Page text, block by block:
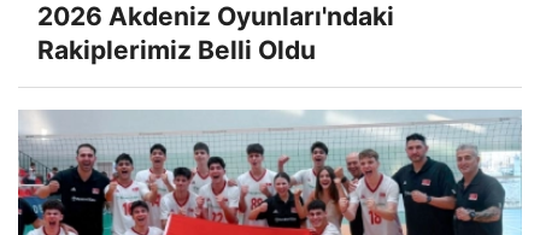
2026 Akdeniz Oyunları'ndaki
Rakiplerimiz Belli Oldu